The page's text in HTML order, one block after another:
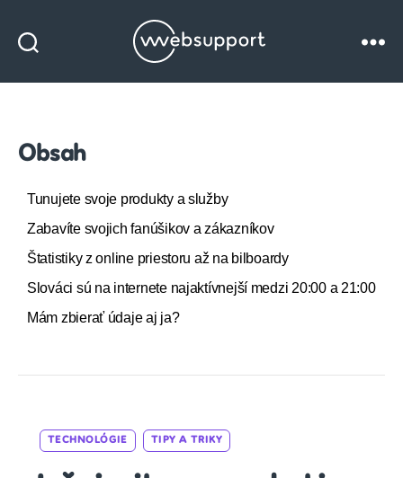
Websupport
Obsah
Tunujete svoje produkty a služby
Zabavíte svojich fanúšikov a zákazníkov
Štatistiky z online priestoru až na bilboardy
Slováci sú na internete najaktívnejší medzi 20:00 a 21:00
Mám zbierať údaje aj ja?
TECHNOLÓGIE TIPY A TRIKY